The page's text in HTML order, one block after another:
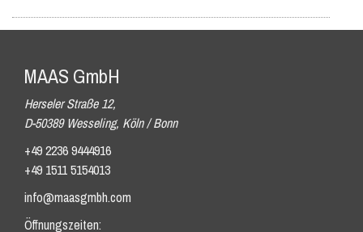
MAAS GmbH
Herseler Straße 12,
D-50389 Wesseling, Köln / Bonn
+49 2236 9444916
+49 1511 5154013
info@maasgmbh.com
Öffnungszeiten: